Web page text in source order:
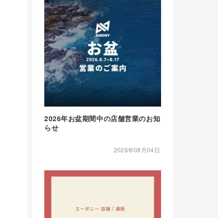
2026年お盆期間中の店舗営業のお知
らせ
2026年08月04日